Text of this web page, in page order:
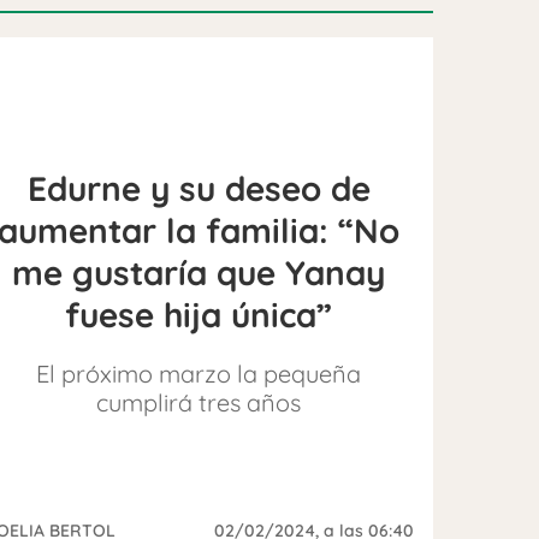
Edurne y su deseo de
la familia: “No
me gustaría que Yanay
fuese hija única”
El próximo marzo la pequeña
cumplirá tres años
BERTOL 02/02/2024, a las 06:40